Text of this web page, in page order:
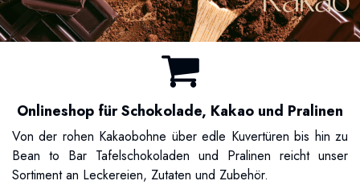
Onlineshop für Schokolade, Kakao und Pralinen
Von der rohen Kakaobohne über edle Kuvertüren bis hin zu
Bean to Bar Tafelschokoladen und Pralinen reicht unser
Sortiment an Leckereien, Zutaten und Zubehör.